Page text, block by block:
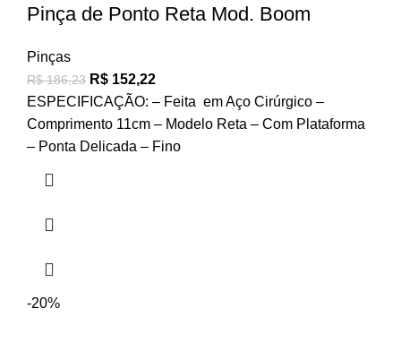
Pinça de Ponto Reta Mod. Boom
Pinças
R$186,23 R$ 152,22
ESPECIFICAÇÃO: – Feita em Aço Cirúrgico –
Comprimento 11cm – Modelo Reta – Com Plataforma
– Ponta Delicada – Fino
-20%